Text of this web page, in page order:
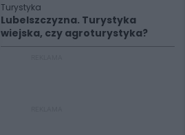
Turystyka
Lubelszczyzna. Turystyka
wiejska, czy agroturystyka?